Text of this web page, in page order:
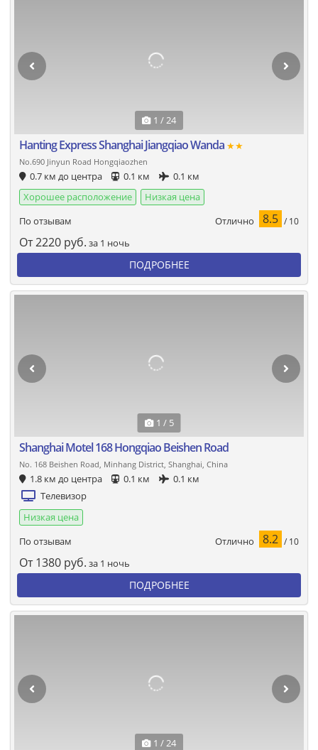
1 / 24
Hanting Express Shanghai Jiangqiao Wanda ★★
No.690 Jinyun Road Hongqiaozhen
0.7 км до центра 0.1 км
0.1 км
Хорошее расположение
Низкая цена
По отзывам
Отлично 8.5 / 10
От2220 руб. за 1 ночь
ПОДРОБНЕЕ
1 / 5
Shanghai Motel 168 Hongqiao Beishen Road
No. 168 Beishen Road, Minhang District, Shanghai, China
1.8 км до центра 0.1 км
0.1 км
Телевизор
Низкая цена
По отзывам
Отлично 8.2 / 10
От 1380 руб. за 1 ночь
ПОДРОБНЕЕ
1 / 24